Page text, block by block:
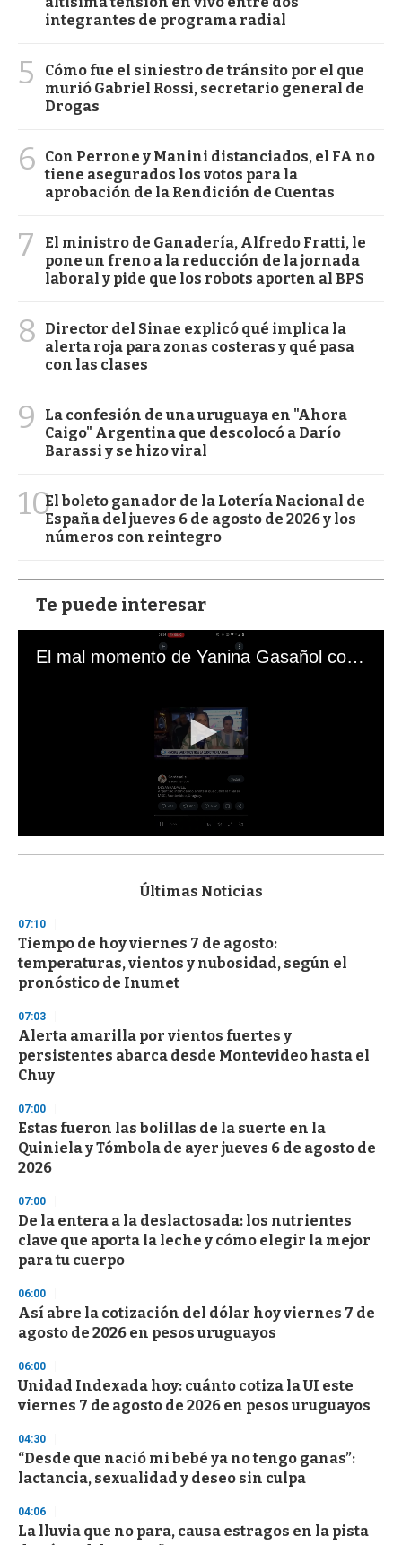
integrantes de programa radial
5
Cómo fue el siniestro de tránsito por el que
murió Gabriel Rossi, secretario general de
Drogas
6
Con Perrone y Manini distanciados, el FA no
tiene asegurados los votos para la
aprobación de la Rendición de Cuentas
7
El ministro de Ganadería, Alfredo Fratti, le
pone un freno a la reducción de la jornada
laboral y pide que los robots aporten al BPS
8
Director del Sinae explicó qué implica la
alerta roja para zonas costeras y qué pasa
con las clases
9
La confesión de una uruguaya en "Ahora
Caigo" Argentina que descolocó a Darío
Barassi y se hizo viral
10El boleto ganador de la Lotería Nacional de
España del jueves 6 de agosto de 2026 y los
números con reintegro
Te puede interesar
El mal momento de Yanina Gasañol con un hincha argentino en "Subrayado"
s
d
s
o
f
3
s
e
c
o
n
Últimas Noticias
07:10
Tiempo de hoy viernes 7 de agosto:
temperaturas, vientos y nubosidad, según el
pronóstico de Inumet
07:03
Alerta amarilla por vientos fuertes y
persistentes abarca desde Montevideo hasta el
Chuy
07:00
Estas fueron las bolillas de la suerte en la
Quiniela y Tómbola de ayer jueves 6 de agosto de
2026
07:00
De la entera a la deslactosada: los nutrientes
clave que aporta la leche y cómo elegir la mejor
para tu cuerpo
06:00
Así abre la cotización del dólar hoy viernes 7 de
agosto de 2026 en pesos uruguayos
06:00
Unidad Indexada hoy: cuánto cotiza la UI este
viernes 7 de agosto de 2026 en pesos uruguayos
04:30
“Desde que nació mi bebé ya no tengo ganas”:
lactancia, sexualidad y deseo sin culpa
04:06
La lluvia que no para, causa estragos en la pista